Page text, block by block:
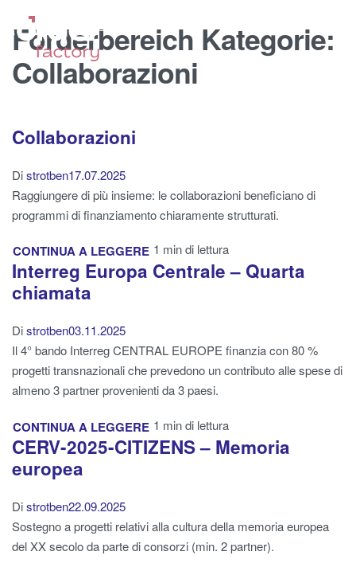
Förderbereich Kategorie:
Collaborazioni
Collaborazioni
Distrotben17.07.2025
Raggiungere di più insieme: le collaborazioni beneficiano di
programmi di finanziamento chiaramente strutturati.
CONTINUA A LEGGERE 1 min di lettura
Interreg Europa Centrale – Quarta
chiamata
Distrotben03.11.2025
Il 4° bando Interreg CENTRAL EUROPE finanzia con 80 %
progetti transnazionali che prevedono un contributo alle spese di
almeno 3 partner provenienti da 3 paesi.
CONTINUA A LEGGERE 1 min di lettura
CERV-2025-CITIZENS – Memoria
europea
Distrotben22.09.2025
Sostegno a progetti relativi alla cultura della memoria europea
del XX secolo da parte di consorzi (min. 2 partner).